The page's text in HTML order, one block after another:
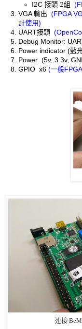
I2C 接頭 2組
VGA 輸出 (FPGA
計使用)
UART接頭
Debug Monitor:
Power indicator (藍
Power (5v, 3.3v,
GPIO x6 (一般
連接